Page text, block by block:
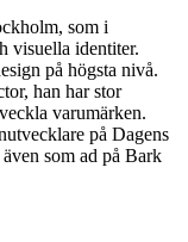
som i
visuella identiter.
på högsta nivå.
han har stor
varumärken.
på Dagens
som ad på Bark